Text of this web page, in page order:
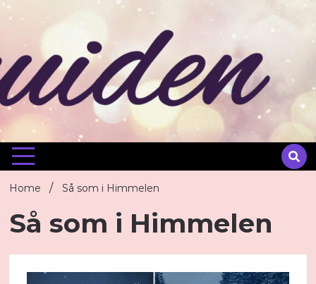
Skip
Home Så som i Himmelen
Så som i Himmelen